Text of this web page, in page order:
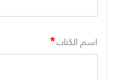
اسم الكتاب*